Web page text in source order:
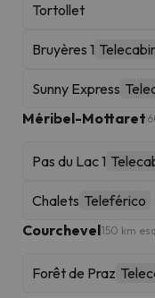
Tortollet
Bruyères 1
Sunny Express
Méribel-Mottaret
Pas du Lac 1
Chalets Teleférico
Courchevel150 km
Forêt de Praz